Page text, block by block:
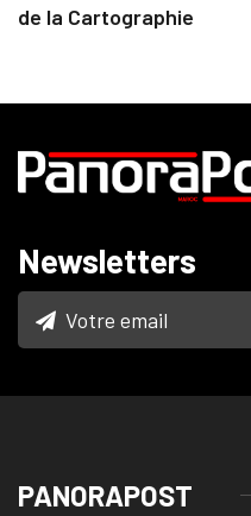
de la Cartographie
Newsletters
PANORAPOST